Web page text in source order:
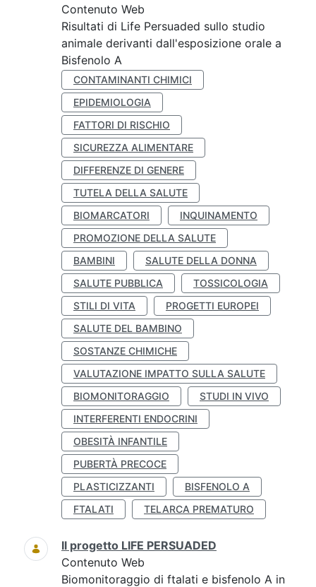
Contenuto Web
Risultati di Life Persuaded sullo studio
animale derivanti dall'esposizione orale a
Bisfenolo A
CONTAMINANTI CHIMICI
EPIDEMIOLOGIA
FATTORI DI RISCHIO
SICUREZZA ALIMENTARE
DIFFERENZE DI GENERE
TUTELA DELLA SALUTE
BIOMARCATORI
INQUINAMENTO
PROMOZIONE DELLA SALUTE
BAMBINI
SALUTE DELLA DONNA
SALUTE PUBBLICA
TOSSICOLOGIA
STILI DI VITA
PROGETTI EUROPEI
SALUTE DEL BAMBINO
SOSTANZE CHIMICHE
VALUTAZIONE IMPATTO SULLA SALUTE
BIOMONITORAGGIO
STUDI IN VIVO
INTERFERENTI ENDOCRINI
OBESITÀ INFANTILE
PUBERTÀ PRECOCE
PLASTICIZZANTI
BISFENOLO A
FTALATI
TELARCA PREMATURO
Il progetto LIFE PERSUADED
Contenuto Web
Biomonitoraggio di ftalati e bisfenolo A in